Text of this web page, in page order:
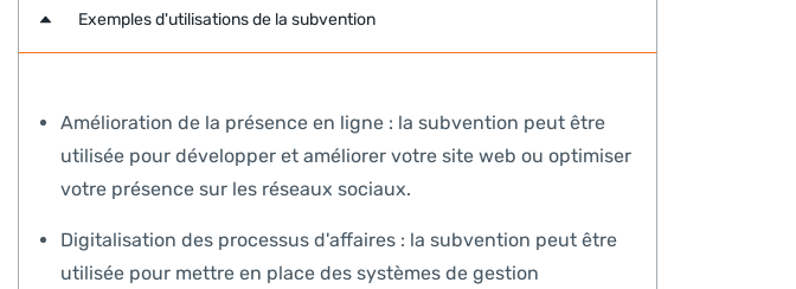
Exemples d'utilisations de la subvention
Amélioration de la présence en ligne : la subvention peut être
utilisée pour développer et améliorer votre site web ou optimiser
votre présence sur les réseaux sociaux.
Digitalisation des processus d'affaires : la subvention peut être
utilisée pour mettre en place des systèmes de gestion